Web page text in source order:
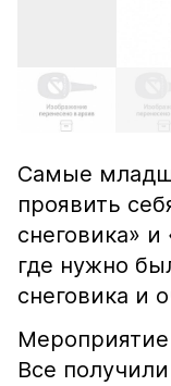
Самые
проявить
снеговика»
где нужно
снеговика и
Все